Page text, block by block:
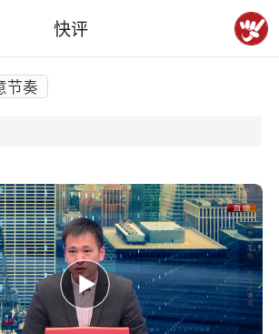
快评
下拉刷新
节奏